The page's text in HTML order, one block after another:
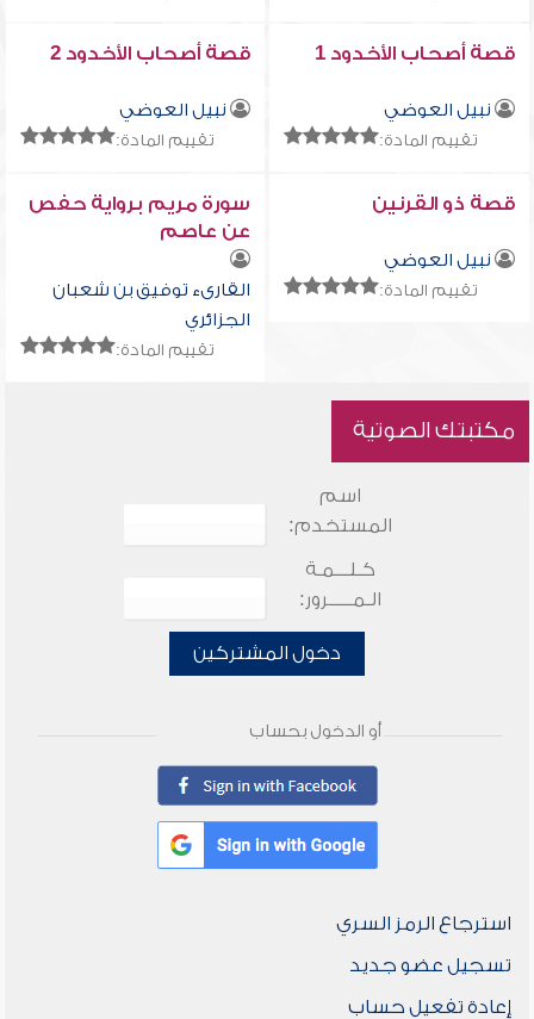
قصة أصحاب الأخدود 1
نبيل العوضي
تقييم المادة:
قصة أصحاب الأخدود 2
نبيل العوضي
تقييم المادة:
قصة ذو القرنين
نبيل العوضي
تقييم المادة:
سورة مريم برواية حفص
عن عاصم
القارىء توفيق بن شعبان
الجزائري
تقييم المادة:
مكتبتك الصوتية
اسم
المستخدم:
كـلـــمـة
الـمـــــرور:
دخول المشتركين
أو الدخول بحساب
استرجاع الرمز السري
تسجيل عضو جديد
إعادة تفعيل حساب